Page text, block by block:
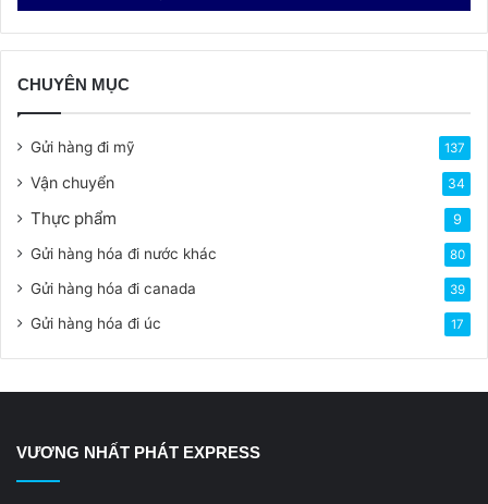
CHUYÊN MỤC
Gửi hàng đi mỹ 137
Vận chuyển 34
Thực phẩm 9
Gửi hàng hóa đi nước khác 80
Gửi hàng hóa đi canada 39
Gửi hàng hóa đi úc 17
VƯƠNG NHẤT PHÁT EXPRESS